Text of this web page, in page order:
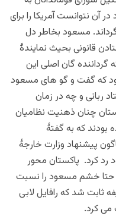
نتوانست آمریکا را برای
مسعود بخاطر دل
قانونی بحیث نمایندۀ
گرداننده گان اصلی این
که گفت و گو های مسعود
ربانی و چه در زمان
چنان ذهنیت نظامیان
بودند که به گفتۀ
پیشنهاد وزارت خارجۀ
رد کرد. پاکستان محور
حتا خشم مسعود را نسبت
ثابت شد که رافایل لابی
می کرد.